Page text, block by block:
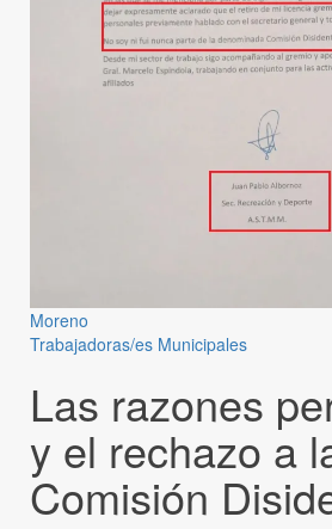
Moreno
Trabajadoras/es Municipales
Las razones
y el rechazo a
Comisión